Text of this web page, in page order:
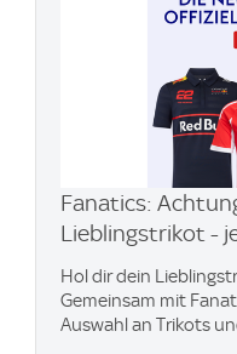
Fanatics:
Lieblingstrikot -
Hol dir dein
Gemeinsam mit
Auswahl an Trikots